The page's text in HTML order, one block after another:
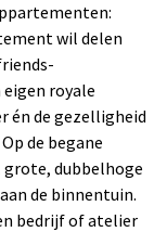
wil delen
royale
én de gezelligheid
de begane
grote, dubbelhoge
de binnentuin.
bedrijf of atelier